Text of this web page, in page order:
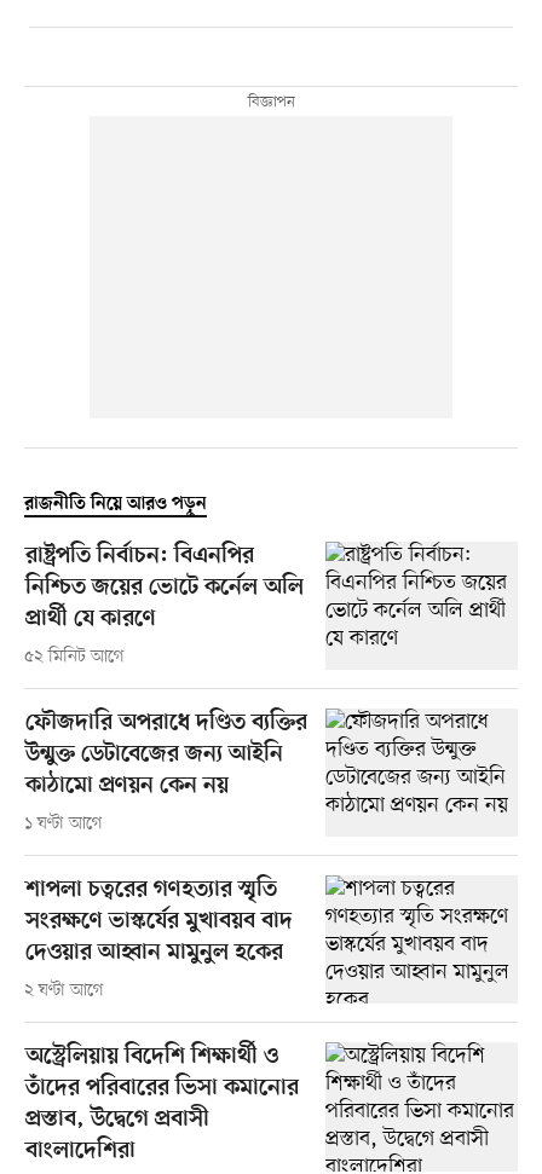
রাজনীতি নিয়ে আরও পড়ুন
রাষ্ট্রপতি নির্বাচন: বিএনপির
নিশ্চিত জয়ের ভোটে কর্নেল অলি
প্রার্থী যে কারণে
৫২ মিনিট আগে
ফৌজদারি অপরাধে দণ্ডিত ব্যক্তির
উন্মুক্ত ডেটাবেজের জন্য আইনি
কাঠামো প্রণয়ন কেন নয়
১ ঘণ্টা আগে
শাপলা চত্বরের গণহত্যার স্মৃতি
সংরক্ষণে ভাস্কর্যের মুখাবয়ব বাদ
দেওয়ার আহ্বান মামুনুল হকের
২ ঘণ্টা আগে
অস্ট্রেলিয়ায় বিদেশি শিক্ষার্থী ও
তাঁদের পরিবারের ভিসা কমানোর
প্রস্তাব, উদ্বেগে প্রবাসী
বাংলাদেশিরা